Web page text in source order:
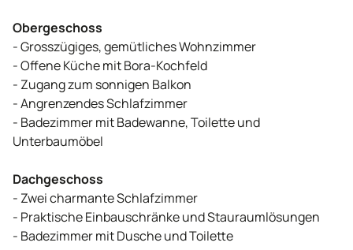
Obergeschoss
- Grosszügiges, gemütliches Wohnzimmer
- Offene Küche mit Bora-Kochfeld
- Zugang zum sonnigen Balkon
- Angrenzendes Schlafzimmer
- Badezimmer mit Badewanne, Toilette und
Unterbaumöbel
Dachgeschoss
- Zwei charmante Schlafzimmer
- Praktische Einbauschränke und Stauraumlösungen
- Badezimmer mit Dusche und Toilette